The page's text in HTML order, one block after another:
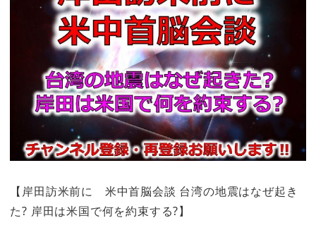
【岸田訪米前に 米中首脳会談 台湾の地震はなぜ起き
た? 岸田は米国で何を約束する?】